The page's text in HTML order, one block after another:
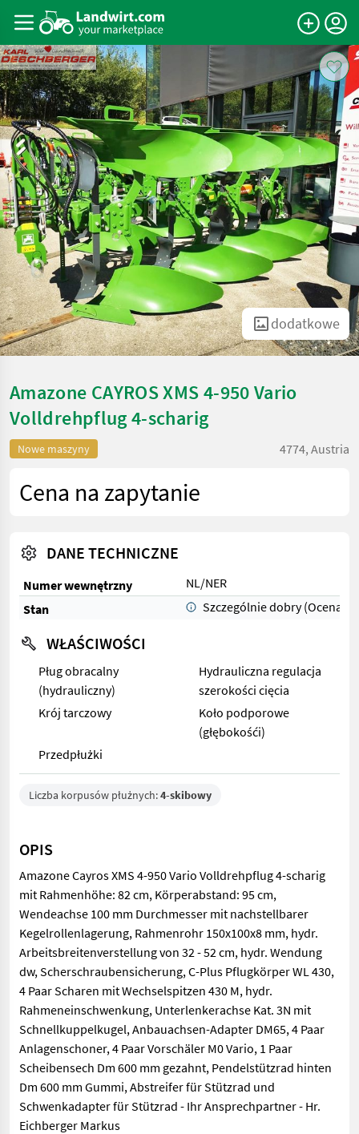
dodatkowe
Amazone CAYROS XMS 4-950 Vario
Volldrehpflug 4-scharig
Nowe maszyny 4774, Austria
Cena na zapytanie
DANE TECHNICZNE
Numer wewnętrzny
NL/NER
Stan
Szczególnie dobry (Ocena 1)
WŁAŚCIWOŚCI
Pług obracalny
(hydrauliczny)
Hydrauliczna regulacja
szerokości cięcia
Krój tarczowy
Koło podporowe
(głębokośći)
Przedpłużki
Liczba korpusów płużnych:4-skibowy
OPIS
Amazone Cayros XMS 4-950 Vario Volldrehpflug 4-scharig
mit Rahmenhöhe: 82 cm, Körperabstand: 95 cm,
Wendeachse 100 mm Durchmesser mit nachstellbarer
Kegelrollenlagerung, Rahmenrohr 150x100x8 mm, hydr.
Arbeitsbreitenverstellung von 32 - 52 cm, hydr. Wendung
dw, Scherschraubensicherung, C-Plus Pflugkörper WL 430,
4 Paar Scharen mit Wechselspitzen 430 M, hydr.
Rahmeneinschwenkung, Unterlenkerachse Kat. 3N mit
Schnellkuppelkugel, Anbauachsen-Adapter DM65, 4 Paar
Anlagenschoner, 4 Paar Vorschäler M0 Vario, 1 Paar
Scheibensech Dm 600 mm gezahnt, Pendelstützrad hinten
Dm 600 mm Gummi, Abstreifer für Stützrad und
Schwenkadapter für Stützrad - Ihr Ansprechpartner - Hr.
Eichberger Markus